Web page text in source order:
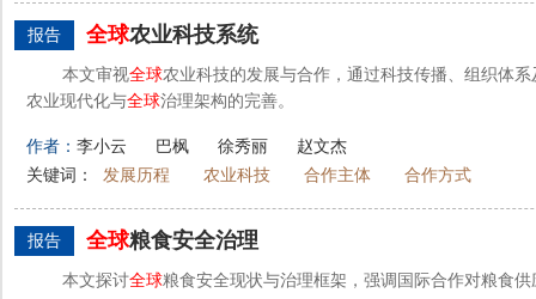
报告 全球农业科技系统
本文审视全球农业科技的发展与合作，通过科技传播、组织体
农业现代化与全球治理架构的完善。
作者： 李小云 巴枫 徐秀丽
赵文杰
关键词：
发展历程 农业科技 合作主体 合作方式
报告 全球粮食安全治理
本文探讨全球粮食安全现状与治理框架，强调国际合作对粮食